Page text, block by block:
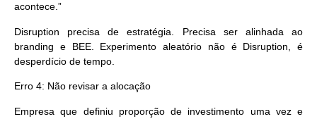
acontece.”
Disruption precisa de estratégia. Precisa ser alinhada ao
branding e BEE. Experimento aleatório não é Disruption, é
desperdício de tempo.
Erro 4: Não revisar a alocação
Empresa que definiu proporção de investimento uma vez e